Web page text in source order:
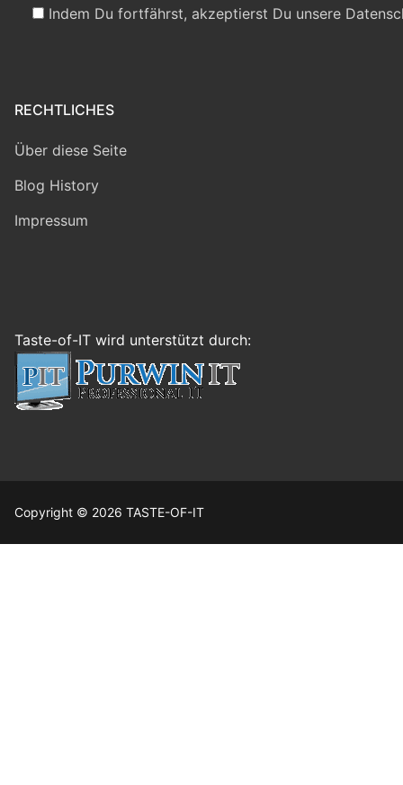
Indem Du fortfährst, akzeptierst Du unsere
RECHTLICHES
Über diese Seite
Blog History
Impressum
Taste-of-IT wird unterstützt durch:
Copyright © 2026 TASTE-OF-IT